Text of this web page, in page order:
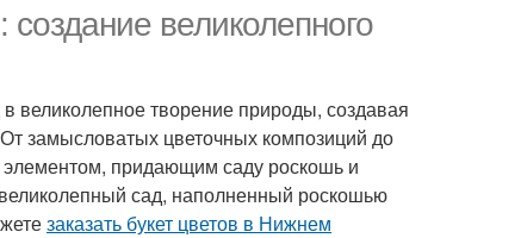
великолепного
творение природы, создавая
замысловатых цветочных композиций до
придающим саду роскошь и
сад, наполненный роскошью
заказать букет цветов в Нижнем